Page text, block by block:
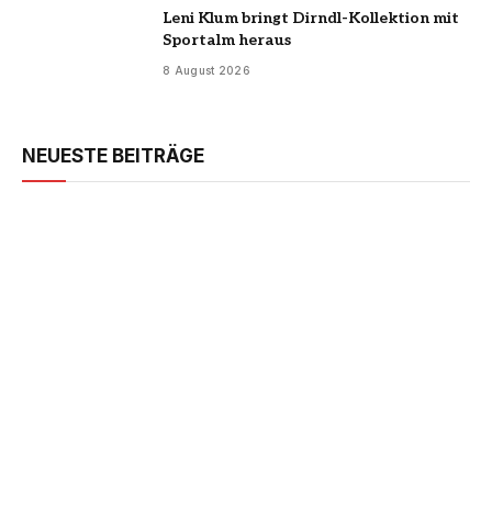
Leni Klum bringt Dirndl-Kollektion mit
Sportalm heraus
8 August 2026
NEUESTE BEITRÄGE